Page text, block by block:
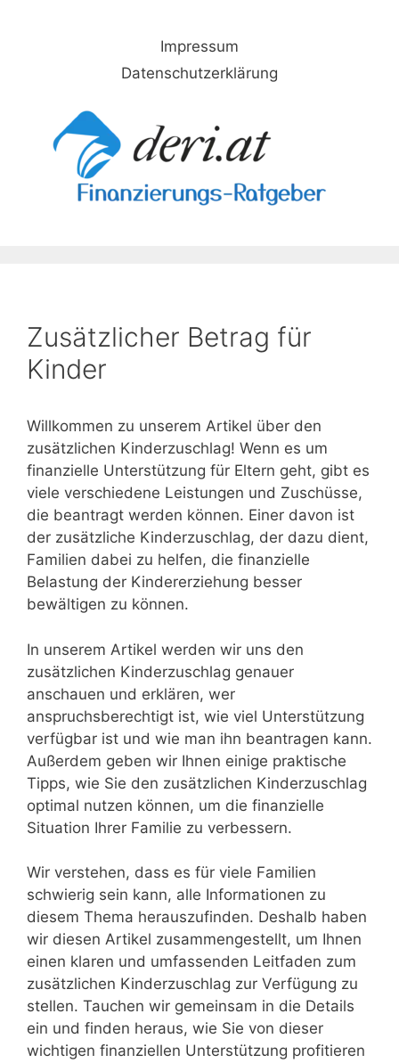
Impressum
Datenschutzerklärung
Zusätzlicher Betrag für
Kinder
Willkommen zu unserem Artikel über den
zusätzlichen Kinderzuschlag! Wenn es um
finanzielle Unterstützung für Eltern geht, gibt es
viele verschiedene Leistungen und Zuschüsse,
die beantragt werden können. Einer davon ist
der zusätzliche Kinderzuschlag, der dazu dient,
Familien dabei zu helfen, die finanzielle
Belastung der Kindererziehung besser
bewältigen zu können.
In unserem Artikel werden wir uns den
zusätzlichen Kinderzuschlag genauer
anschauen und erklären, wer
anspruchsberechtigt ist, wie viel Unterstützung
verfügbar ist und wie man ihn beantragen kann.
Außerdem geben wir Ihnen einige praktische
Tipps, wie Sie den zusätzlichen Kinderzuschlag
optimal nutzen können, um die finanzielle
Situation Ihrer Familie zu verbessern.
Wir verstehen, dass es für viele Familien
schwierig sein kann, alle Informationen zu
diesem Thema herauszufinden. Deshalb haben
wir diesen Artikel zusammengestellt, um Ihnen
einen klaren und umfassenden Leitfaden zum
zusätzlichen Kinderzuschlag zur Verfügung zu
stellen. Tauchen wir gemeinsam in die Details
ein und finden heraus, wie Sie von dieser
wichtigen finanziellen Unterstützung profitieren